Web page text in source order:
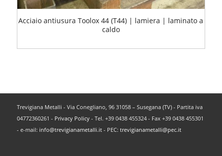
Acciaio antiusura Toolox 44 (T44) | lamiera | laminato a
caldo
Trevigiana Metalli - Via Conegliano, 96 31058 – Susegana (TV) - Partita iva
04772360261 - Privacy Policy- Tel. +39 0438 455324 - Fax +39 0438 455301
- e-mail: info@trevigianametalli.it- PEC: trevigianametalli@pec.it